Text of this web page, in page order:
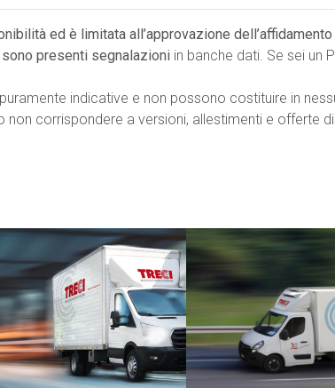
ed è limitata all’approvazione
sono presenti segnalazioni in banche dati. Se sei un
indicative e non possono costituire in
corrispondere a versioni, allestimenti e offerte